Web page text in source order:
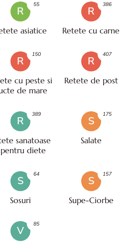
R
asiatice
55
R
Retete cu carne
386
R
cu peste si
de mare
150
R
Retete de post
407
R
sanatoase
diete
389
S
Salate
175
S
Sosuri
64
S
Supe-Ciorbe
157
V
85